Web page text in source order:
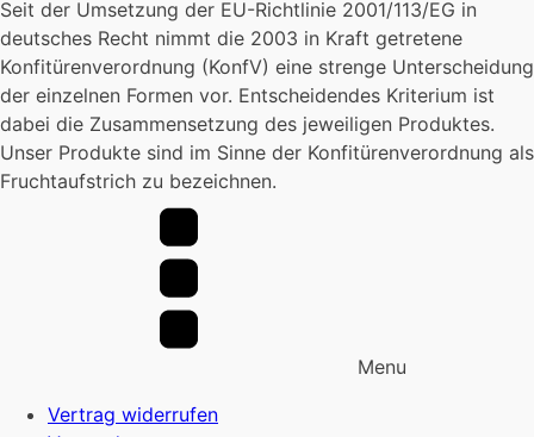
Seit der Umsetzung der EU-Richtlinie 2001/113/EG in
deutsches Recht nimmt die 2003 in Kraft getretene
Konfitürenverordnung (KonfV) eine strenge Unterscheidung
der einzelnen Formen vor. Entscheidendes Kriterium ist
dabei die Zusammensetzung des jeweiligen Produktes.
Unser Produkte sind im Sinne der Konfitürenverordnung als
Fruchtaufstrich zu bezeichnen.
Menu
Vertrag widerrufen